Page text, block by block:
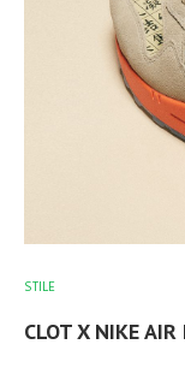
STILE
CLOT X NIKE